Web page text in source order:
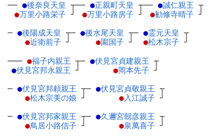
── ●後奈良天皇 ┬
●万里小路栄子 ┘
── ●正親町天皇 ┬
●万里小路房子 ┘
── ●誠仁親王 ┬
●勧修寺晴子 ┘
─ ●後陽成天皇 ┬
●近衛前子 ┘
─ ●後水尾天皇 ┬
●園国子 ┘
─ ●霊元天皇 ┬
●松木宗子 ┘
─── ●福子内親王 ┬
●伏見宮邦永親王 ┘
─ ●伏見宮貞建親王 ┬
●岡本先子 ┘
─ ●伏見宮邦頼親王 ┬
●松木宗美の娘 ┘
─ ●伏見宮貞敬親王 ┬
●入江誠子 ┘
─ ●伏見宮邦家親王 ┬
●鳥居小路信子 ┘
─ ●久邇宮朝彦親王 ┬
●泉萬喜子 ┘